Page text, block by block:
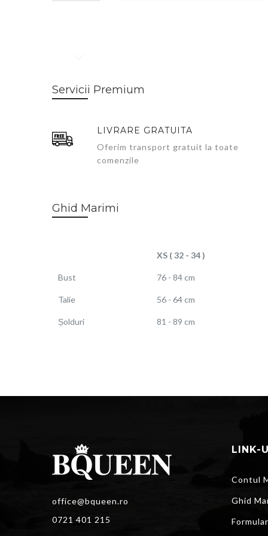
to
the
the
images
Servicii Premium
LIVRARE GRATUITA
Oferim transport gratuit la toate
comenzile
Ghid Marimi
XS ( 32 - 34 )
Bust 76 - 84 cm
Talie 56 - 64 cm
Șolduri 81 - 89 cm
office@bqueen.ro
0721 401 215
LINK-
Contul
Ghid